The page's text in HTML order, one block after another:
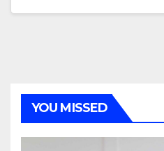
YOU MISSED